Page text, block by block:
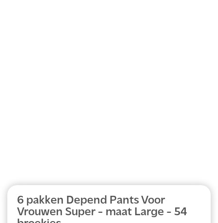
6 pakken Depend Pants Voor
Vrouwen Super - maat Large - 54